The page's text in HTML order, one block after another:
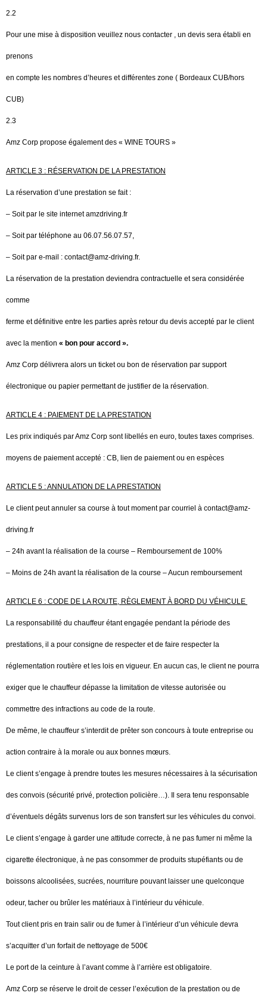
2.2
Pour une mise à disposition veuillez nous contacter , un devis sera établi en
prenons
en compte les nombres d’heures et différentes zone ( Bordeaux CUB/hors
CUB)
2.3
Amz Corp propose également des « WINE TOURS »
ARTICLE 3 : RÉSERVATION DE LA PRESTATION
La réservation d’une prestation se fait :
– Soit par le site internet amzdriving.fr
– Soit par téléphone au 06.07.56.07.57,
– Soit par e-mail : contact@amz-driving.fr.
La réservation de la prestation deviendra contractuelle et sera considérée
comme
ferme et définitive entre les parties après retour du devis accepté par le client
avec la mention « bon pour accord ».
Amz Corp délivrera alors un ticket ou bon de réservation par support
électronique ou papier permettant de justifier de la réservation.
ARTICLE 4 : PAIEMENT DE LA PRESTATION
Les prix indiqués par Amz Corp sont libellés en euro, toutes taxes comprises.
moyens de paiement accepté : CB, lien de paiement ou en espèces
ARTICLE 5 : ANNULATION DE LA PRESTATION
Le client peut annuler sa course à tout moment par courriel à contact@amz-
driving.fr
– 24h avant la réalisation de la course – Remboursement de 100%
– Moins de 24h avant la réalisation de la course – Aucun remboursement
ARTICLE 6 : CODE DE LA ROUTE, RÈGLEMENT À BORD DU VÉHICULE
La responsabilité du chauffeur étant engagée pendant la période des
prestations, il a pour consigne de respecter et de faire respecter la
réglementation routière et les lois en vigueur. En aucun cas, le client ne pourra
exiger que le chauffeur dépasse la limitation de vitesse autorisée ou
commettre des infractions au code de la route.
De même, le chauffeur s’interdit de prêter son concours à toute entreprise ou
action contraire à la morale ou aux bonnes mœurs.
Le client s’engage à prendre toutes les mesures nécessaires à la sécurisation
des convois (sécurité privé, protection policière…). Il sera tenu responsable
d’éventuels dégâts survenus lors de son transfert sur les véhicules du convoi.
Le client s’engage à garder une attitude correcte, à ne pas fumer ni même la
cigarette électronique, à ne pas consommer de produits stupéfiants ou de
boissons alcoolisées, sucrées, nourriture pouvant laisser une quelconque
odeur, tacher ou brûler les matériaux à l’intérieur du véhicule.
Tout client pris en train salir ou de fumer à l’intérieur d’un véhicule devra
s’acquitter d’un forfait de nettoyage de 500€
Le port de la ceinture à l’avant comme à l’arrière est obligatoire.
Amz Corp se réserve le droit de cesser l’exécution de la prestation ou de